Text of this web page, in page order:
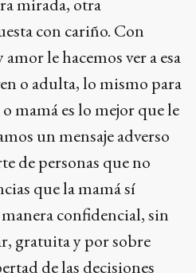
con cariño. Con
le hacemos ver a esa
o adulta, lo mismo para
mamá es lo mejor que le
un mensaje adverso
de personas que no
que la mamá sí
confidencial, sin
gratuita y por sobre
de las decisiones